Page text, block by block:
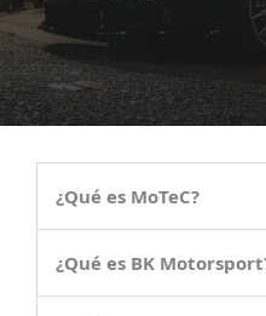
¿Qué es MoTeC?
¿Qué es BK